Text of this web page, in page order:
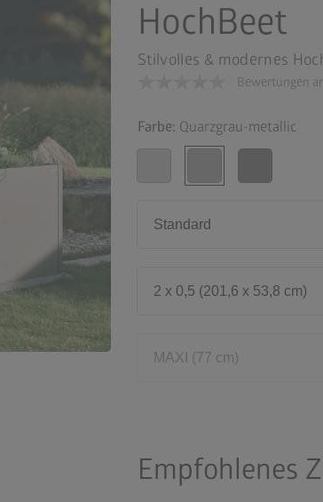
HochBeet
Stilvolles & modernes
Bewertungen
Farbe: Quarzgrau-metallic
Standard
2 x 0,5 (201,6 x 53,8 cm)
MAXI (77 cm)
Empfohlenes